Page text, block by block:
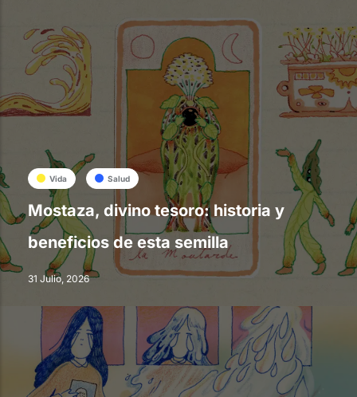
Vida Salud
Mostaza, divino tesoro: historia y
beneficios de esta semilla
31 Julio, 2026